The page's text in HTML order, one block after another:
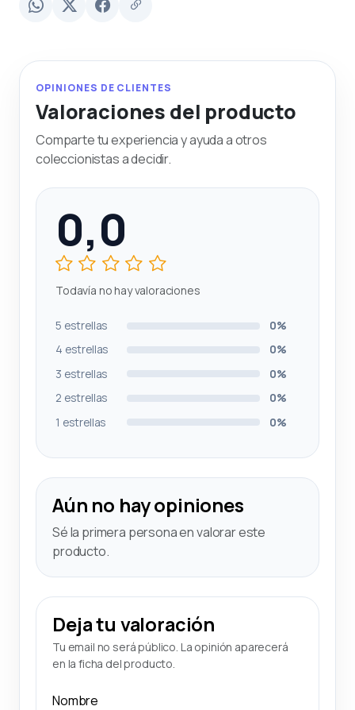
OPINIONES DE CLIENTES
Valoraciones del producto
Comparte tu experiencia y ayuda a otros
coleccionistas a decidir.
0,0
Todavía no hay valoraciones
5 estrellas
0%
4 estrellas
0%
3 estrellas
0%
2 estrellas
0%
1 estrellas
0%
Aún no hay opiniones
Sé la primera persona en valorar este
producto.
Deja tu valoración
Tu email no será público. La opinión aparecerá
en la ficha del producto.
Nombre